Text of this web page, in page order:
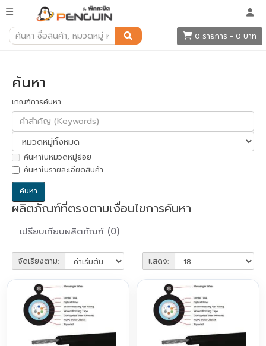
0 รายการ - 0 บาท
ค้นหา
ค้นหา
เกณฑ์การค้นหา
ค้นหาในหมวดหมู่ย่อย
ค้นหาในรายละเอียดสินค้า
ผลิตภัณฑ์ที่ตรงตามเงื่อนไขการค้นหา
เปรียบเทียบผลิตภัณฑ์ (0)
จัดเรียงตาม: แสดง: